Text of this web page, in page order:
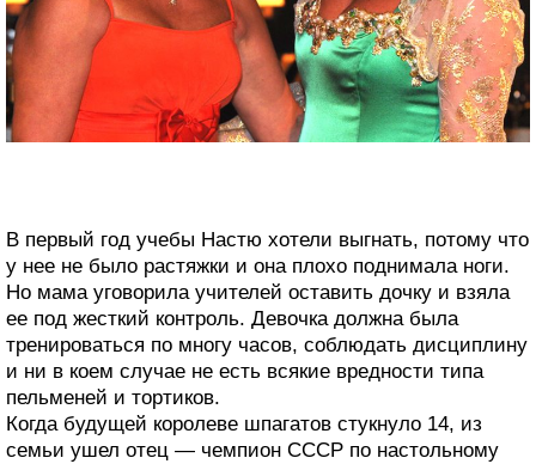
В первый год учебы Настю хотели выгнать, потому что
у нее не было растяжки и она плохо поднимала ноги.
Но мама уговорила учителей оставить дочку и взяла
ее под жесткий контроль. Девочка должна была
тренироваться по многу часов, соблюдать дисциплину
и ни в коем случае не есть всякие вредности типа
пельменей и тортиков.
Когда будущей королеве шпагатов стукнуло 14, из
семьи ушел отец — чемпион СССР по настольному